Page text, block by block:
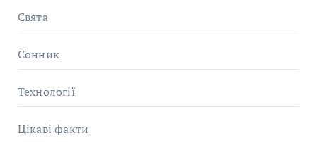
Свята
Сонник
Технології
Цікаві факти